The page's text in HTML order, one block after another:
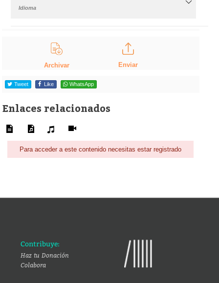
Idioma
Archivar Enviar
Tweet Like WhatsApp
Enlaces relacionados
Para acceder a este contenido necesitas estar registrado
Contribuye:
Haz tu Donación
Colabora